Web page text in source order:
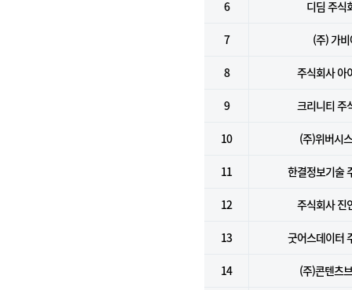
6 디딤 주식
7 (주) 가
8 주식회사 아
9 크리니티 주
10 (주)위버시
11 한결정보기술
12 주식회사 진
13 굿어스데이터
14 (주)콘텐츠